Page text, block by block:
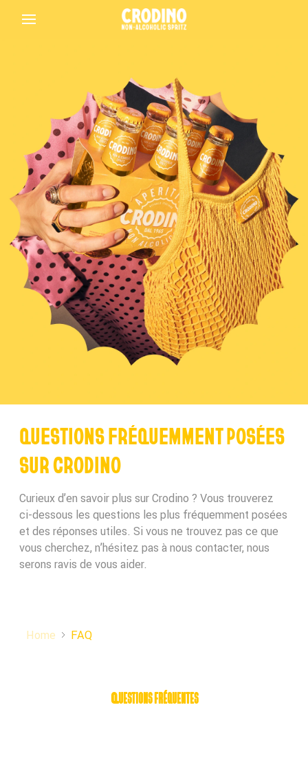
Crodino
Crodino Rosso
QUESTIONS FRÉQUEMMENT POSÉES
SUR CRODINO
Curieux d’en savoir plus sur Crodino ? Vous trouverez
ci-dessous les questions les plus fréquemment posées
et des réponses utiles. Si vous ne trouvez pas ce que
vous cherchez, n’hésitez pas à nous contacter, nous
serons ravis de vous aider.
Home FAQ
Questions fréquentes